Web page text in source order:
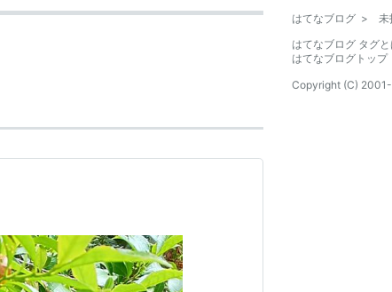
はてなブログ > 未
はてなブログ タグと
はてなブログトップ
Copyright (C) 2001-